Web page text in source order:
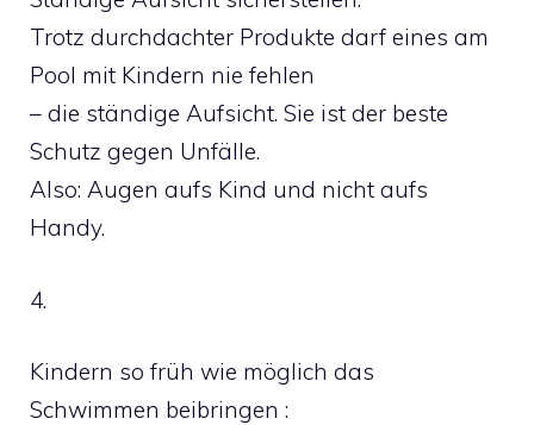
Trotz durchdachter Produkte darf eines am
Pool mit Kindern nie fehlen
– die ständige Aufsicht. Sie ist der beste
Schutz gegen Unfälle.
Also: Augen aufs Kind und nicht aufs
Handy.
4.
Kindern so früh wie möglich das
Schwimmen beibringen :